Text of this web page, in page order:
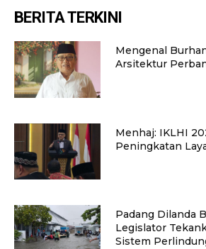
BERITA TERKINI
Mengenal
Arsitektur
Menhaj: IKLHI
Peningkatan
Padang Dilanda
Legislator
Sistem